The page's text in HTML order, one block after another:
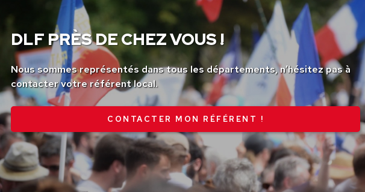
DLF PRÈS DE CHEZ VOUS !
Nous sommes représentés dans tous les départements, n’hésitez pas à
contacter votre référent local.
CONTACTER MON RÉFÉRENT !